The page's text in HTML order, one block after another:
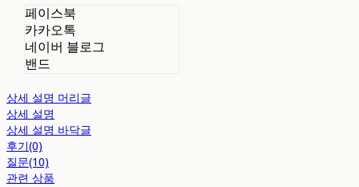
페이스북
카카오톡
네이버 블로그
밴드
상세 설명 머리글
상세 설명
상세 설명 바닥글
후기(0)
질문(10)
관련 상품